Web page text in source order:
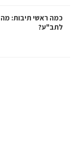
כמה ראשי תיבות:
לתב"ע?